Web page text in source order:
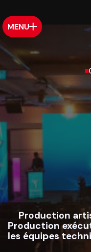
MENU
Production
Production
les équipes